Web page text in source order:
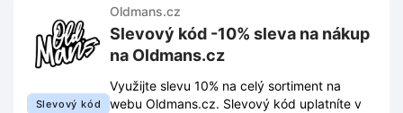
Slevový kód
Oldmans.cz
Slevový kód -10% sleva na nákup
na Oldmans.cz
Využijte slevu 10% na celý sortiment na
webu Oldmans.cz. Slevový kód uplatníte v